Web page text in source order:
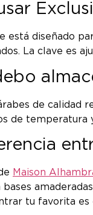
está diseñado
La clave es
de calidad
de temperatura
Maison
bases
tu favorita es